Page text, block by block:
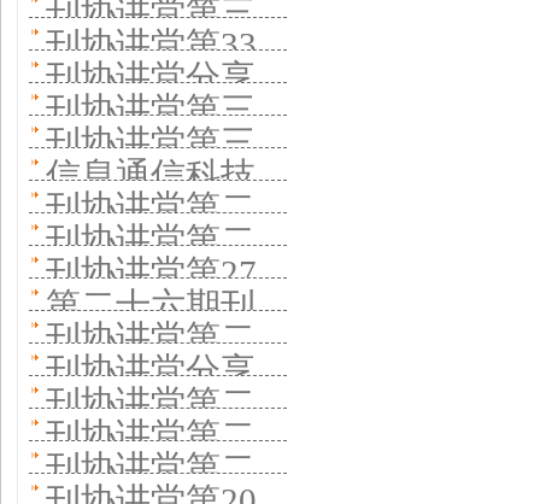
创新促融合
分享办刊经验
史学术期刊如
何创新
焦百年期刊如
何守正创新
年首次开讲
《廉政瞭望》
分享办刊实践
刊协讲堂第三
十四期专题开
讲 有科出版分
享建设一流科
技期刊经验
刊协讲堂第33
期开讲 中国激
光杂志社 分享
办刊实践
刊协讲堂分享
期刊数字化转
型
刊协讲堂第三
十一期 《新湘
评论》分享办
刊思考
刊协讲堂第三
十期 聚焦大学
出版社办刊思
路创新
信息通信科技
期刊集群打
造“学术+技术
+产业+科普”纵
向矩阵 集群化
运营 学术科普
全覆盖
刊协讲堂第二
十九期开讲 探
讨期刊集群建
设经验与实践
刊协讲堂第二
十八期开讲 做
好主题宣传推
出精品文章
刊协讲堂第27
期聚焦 综合性
学术期刊如何
促进理论探索
第二十六期刊
协讲堂开讲 中
华护理杂志社
分享办刊经验
刊协讲堂第二
十五期 聚焦期
刊全媒体转型
刊协讲堂分享
《中国科学院
院刊》创新实
刊协讲堂第二
十三期开讲 聚
刊协讲堂第二
十二期开讲 聚
刊协讲堂第二